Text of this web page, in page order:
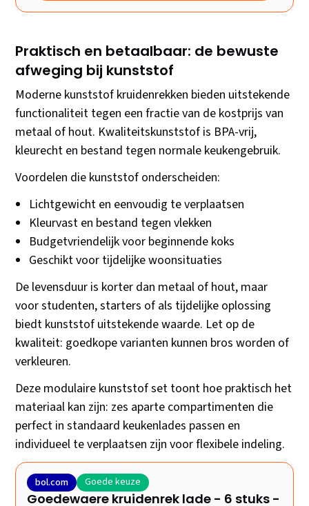
Praktisch en betaalbaar: de bewuste
afweging bij kunststof
Moderne kunststof kruidenrekken bieden uitstekende
functionaliteit tegen een fractie van de kostprijs van
metaal of hout. Kwaliteitskunststof is BPA-vrij,
kleurecht en bestand tegen normale keukengebruik.
Voordelen die kunststof onderscheiden:
Lichtgewicht en eenvoudig te verplaatsen
Kleurvast en bestand tegen vlekken
Budgetvriendelijk voor beginnende koks
Geschikt voor tijdelijke woonsituaties
De levensduur is korter dan metaal of hout, maar
voor studenten, starters of als tijdelijke oplossing
biedt kunststof uitstekende waarde. Let op de
kwaliteit: goedkope varianten kunnen bros worden of
verkleuren.
Deze modulaire kunststof set toont hoe praktisch het
materiaal kan zijn: zes aparte compartimenten die
perfect in standaard keukenlades passen en
individueel te verplaatsen zijn voor flexibele indeling.
bol.com Goede keuze
Goedewaere kruidenrek lade - 6 stuks -